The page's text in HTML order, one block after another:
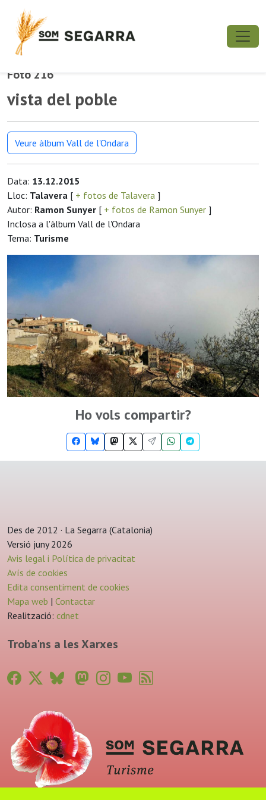
Foto 216
vista del poble
Veure àlbum Vall de l'Ondara
Data: 13.12.2015
Lloc: Talavera [ + fotos de Talavera ]
Autor: Ramon Sunyer [ + fotos de Ramon Sunyer ]
Inclosa a l'àlbum Vall de l'Ondara
Tema: Turisme
Ho vols compartir?
Des de 2012 · La Segarra (Catalonia)
Versió juny 2026
Avis legal i Política de privacitat
Avís de cookies
Edita consentiment de cookies
Mapa web | Contactar
Realització: cdnet
Troba'ns a les Xarxes